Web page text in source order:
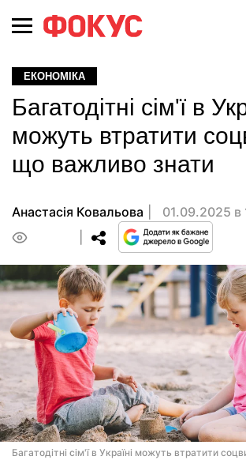
ЕКОНОМІКА
Багатодітні сім'ї в
можуть втратити
що важливо знати
Анастасія Ковальова
01.09.2025 в
Багатодітні сім'ї в Україні можуть втратити